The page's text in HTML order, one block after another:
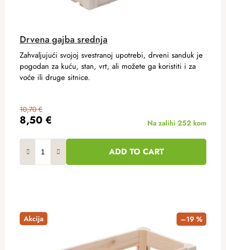
Drvena gajba srednja
8,50 €
10,70 €
Na zalihi 252 kom
ADD TO CART
Zahvaljujući svojoj svestranoj upotrebi, drveni sanduk je
pogodan za kuću, stan, vrt, ali možete ga koristiti i za
voće ili druge sitnice.
Akcija –19 %